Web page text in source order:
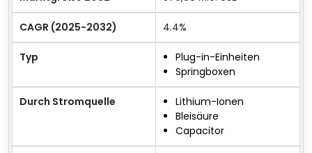
CAGR (2025-2032) 4.4%
Typ
Plug-in-Einheiten
Springboxen
Durch Stromquelle
Lithium-Ionen
Bleisäure
Capacitor